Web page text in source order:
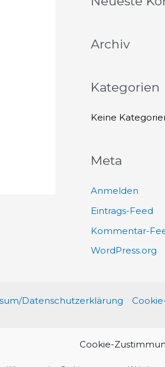
Cookie-
h
n
h
Archiv
Kategorien
Keine
Meta
Anmelden
Eintrags-Feed
Kommentar-
WordPress.org
Datenschutzerklärung